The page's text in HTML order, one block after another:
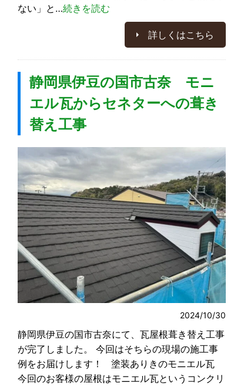
ない」と…続きを読む
詳しくはこちら
静岡県伊豆の国市古奈 モニ
エル瓦からセネターへの葺き
替え工事
2024/10/30
静岡県伊豆の国市古奈にて、瓦屋根葺き替え工事
が完了しました。 今回はそちらの現場の施工事
例をお届けします！ 塗装ありきのモニエル瓦
今回のお客様の屋根はモニエル瓦というコンクリ